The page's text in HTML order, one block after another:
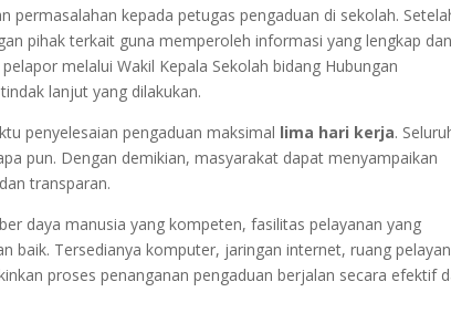
permasalahan kepada petugas pengaduan di sekolah.
pihak terkait guna memperoleh informasi yang lengkap
melalui Wakil Kepala Sekolah bidang Hubungan
lanjut yang dilakukan.
penyelesaian pengaduan maksimal lima hari kerja.
pun. Dengan demikian, masyarakat dapat menyampaikan
transparan.
daya manusia yang kompeten, fasilitas pelayanan yang
baik. Tersedianya komputer, jaringan internet, ruang
proses penanganan pengaduan berjalan secara efektif